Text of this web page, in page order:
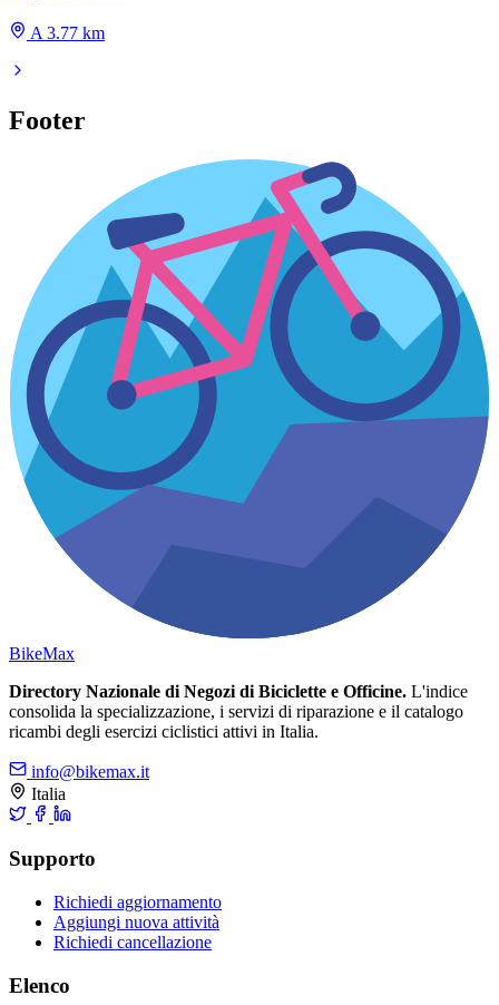
A 3.77 km
Footer
BikeMax
Directory Nazionale di Negozi di Biciclette e Officine. L'indice
consolida la specializzazione, i servizi di riparazione e il catalogo
ricambi degli esercizi ciclistici attivi in Italia.
info@bikemax.it
Italia
Supporto
Richiedi aggiornamento
Aggiungi nuova attività
Richiedi cancellazione
Elenco